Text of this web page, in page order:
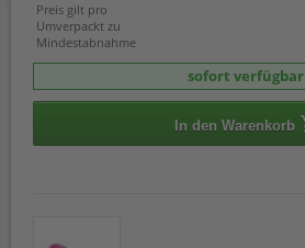
Preis gilt pro
Umverpackt zu
Mindestabnahme
sofort verfügbar
In den Warenkorb